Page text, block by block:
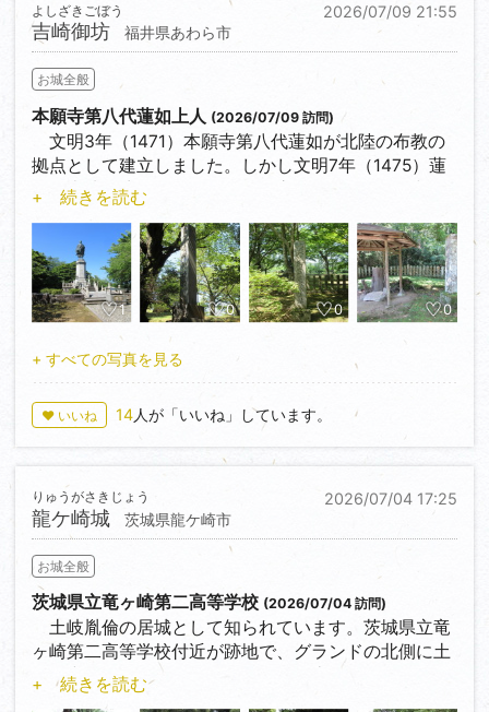
2026/07/09 21:55
吉崎御坊
よしざきごぼう
福井県あわら市
お城全般
本願寺第八代蓮如上人 (2026/07/09 訪問)
文明3年（1471）本願寺第八代蓮如が北陸の布教の
拠点として建立しました。しかし文明7年（1475）蓮
如は吉崎御坊を離れ、その後、永正3年（1506）朝倉
氏によって吉崎御坊は破却されています。跡地には高
村光雲作の蓮如像が立っています。
+ 続きを読む
1 0 0 0
+ すべての写真を見る
♥ いいね 14人が「いいね」しています。
2026/07/04 17:25
龍ケ崎城
りゅうがさきじょう
茨城県龍ケ崎市
お城全般
茨城県立竜ヶ崎第二高等学校 (2026/07/04 訪問)
土岐胤倫の居城として知られています。茨城県立竜
ヶ崎第二高等学校付近が跡地で、グランドの北側に土
塁と空堀が遺っています。この日は土曜でしたが、グ
ランドなどには部活動に勤しむ学生さんたちが多くい
+ 続きを読む